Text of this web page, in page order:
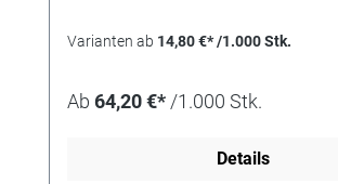
Technik des Schnittes entsteht eine
innen geknickt und mit Leim
danach der Beutelzuschnitt am
parallelen, innenliegenden
Varianten ab 14,80 €* /1.000 Stk.
Ab 64,20 €* /1.000 Stk.
Details